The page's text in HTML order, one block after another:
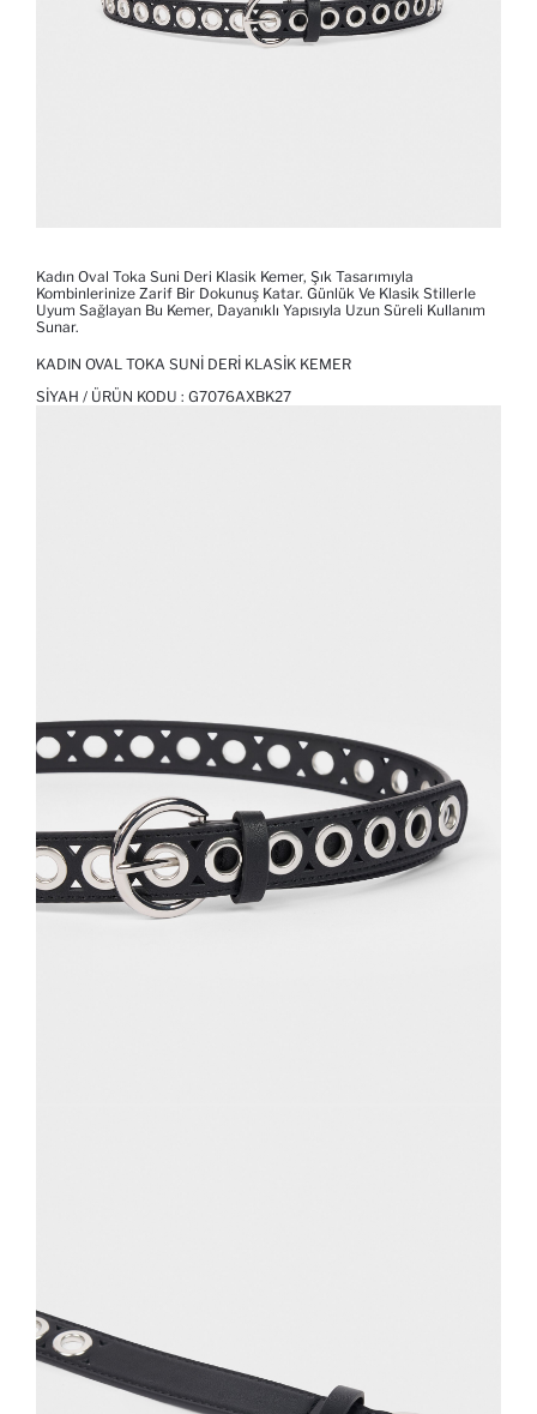
Kadın Oval Toka Suni Deri Klasik Kemer, Şık Tasarımıyla
Kombinlerinize Zarif Bir Dokunuş Katar. Günlük Ve Klasik Stillerle
Uyum Sağlayan Bu Kemer, Dayanıklı Yapısıyla Uzun Süreli Kullanım
Sunar.
KADIN OVAL TOKA SUNI DERI KLASIK KEMER
SIYAH / ÜRÜN KODU : G7076AXBK27